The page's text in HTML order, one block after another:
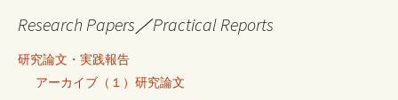
Research Papers／Practical Reports
研究論文・実践報告
アーカイブ（１）研究論文